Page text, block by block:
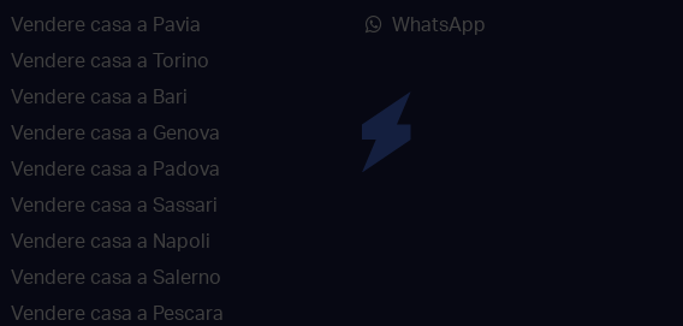
Vendere casa a Pavia
Vendere casa a Torino
Vendere casa a Bari
Vendere casa a Genova
Vendere casa a Padova
Vendere casa a Sassari
Vendere casa a Napoli
Vendere casa a Salerno
Vendere casa a Pescara
WhatsApp